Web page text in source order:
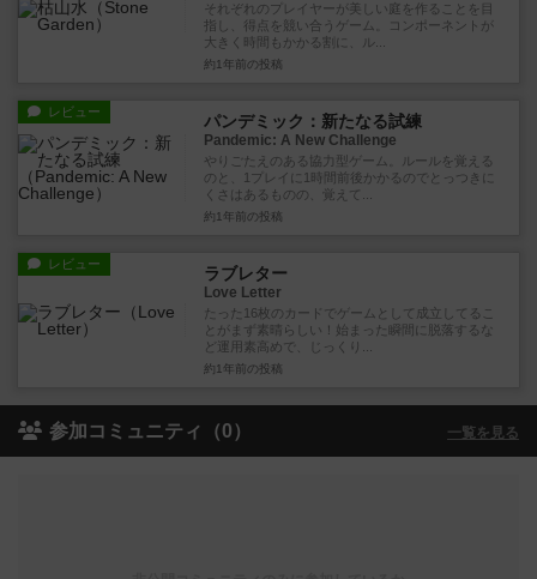
それぞれのプレイヤーが美しい庭を作ることを目
指し、得点を競い合うゲーム。コンポーネントが
大きく時間もかかる割に、ル...
約1年前 の投稿
レビュー パンデミック：新たなる試練
Pandemic: A New Challenge
やりごたえのある協力型ゲーム。ルールを覚える
のと、1プレイに1時間前後かかるのでとっつきに
くさはあるものの、覚えて...
約1年前 の投稿
レビュー ラブレター
Love Letter
たった16枚のカードでゲームとして成立してるこ
とがまず素晴らしい！始まった瞬間に脱落するな
ど運用素高めで、じっくり...
約1年前 の投稿
参加コミュニティ（0） 一覧を見る